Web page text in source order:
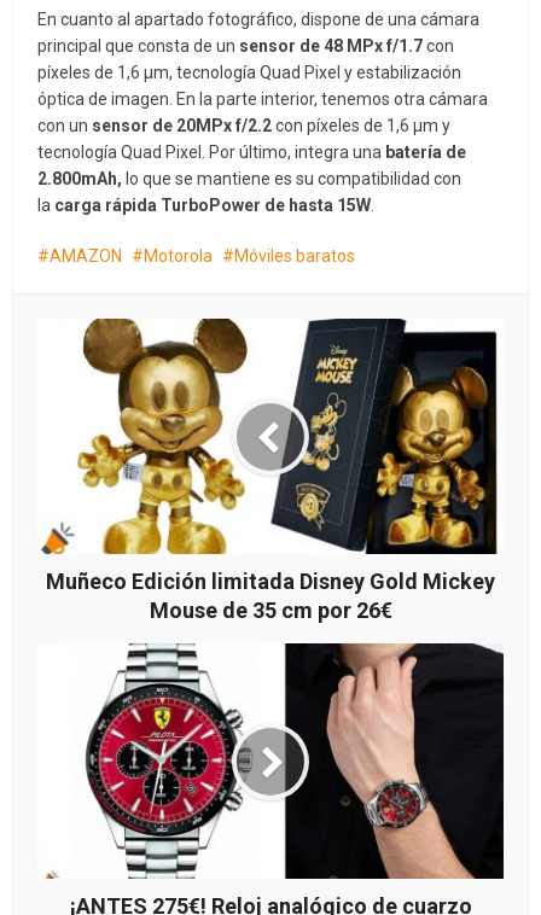
En cuanto al apartado fotográfico, dispone de una cámara
principal que consta de un sensor de 48 MPx f/1.7con
píxeles de 1,6 μm, tecnología Quad Pixel y estabilización
óptica de imagen. En la parte interior, tenemos otra cámara
con un sensor de 20MPx f/2.2con píxeles de 1,6 μm y
tecnología Quad Pixel. Por último, integra una batería de
2.800mAh, lo que se mantiene es su compatibilidad con
la carga rápida TurboPower de hasta 15W.
AMAZON Motorola Móviles baratos
Muñeco Edición limitada Disney Gold Mickey
Mouse de 35 cm por 26€
¡ANTES 275€! Reloj analógico de cuarzo